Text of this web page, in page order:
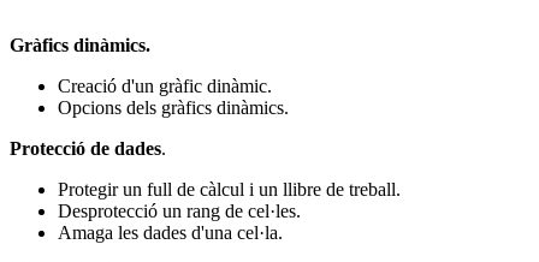
Gràfics dinàmics.
Creació d'un gràfic dinàmic.
Opcions dels gràfics dinàmics.
Protecció de dades.
Protegir un full de càlcul i un llibre de treball.
Desprotecció un rang de cel·les.
Amaga les dades d'una cel·la.